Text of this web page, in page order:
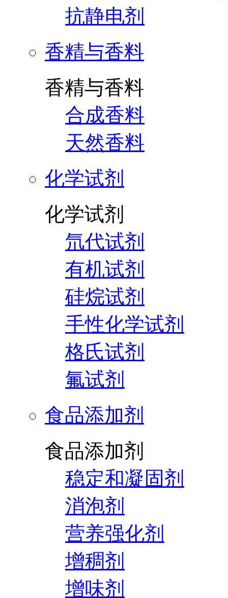
抗静电剂
香精与香料
香精与香料
合成香料
天然香料
化学试剂
化学试剂
氘代试剂
有机试剂
硅烷试剂
手性化学试剂
格氏试剂
氟试剂
食品添加剂
食品添加剂
稳定和凝固剂
消泡剂
营养强化剂
增稠剂
增味剂